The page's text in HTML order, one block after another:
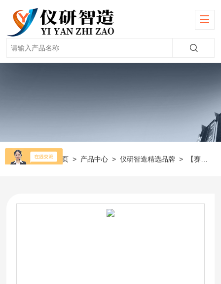
当前位置： 首页 > 产品中心 >仪研智造精选品牌 > 【赛多利斯】移液器